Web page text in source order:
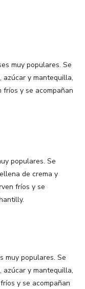
muy populares. Se
azúcar y mantequilla,
fríos y se acompañan
populares. Se
de crema y
fríos y se
muy populares. Se
azúcar y mantequilla,
y se acompañan